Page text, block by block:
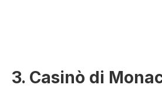
3. Casinò di